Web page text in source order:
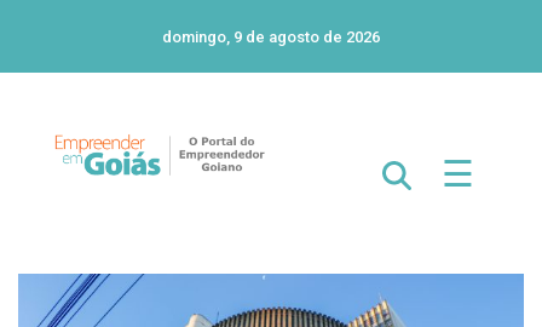
domingo, 9 de agosto de 2026
☰